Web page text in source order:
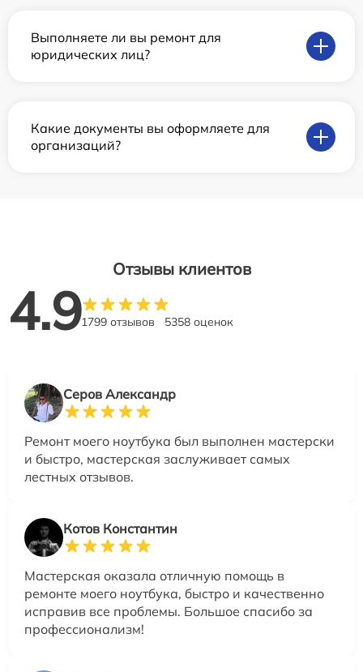
Выполняете ли вы ремонт для
юридических лиц?
Какие документы вы оформляете для
организаций?
Отзывы клиентов
4.91799 отзывов 5358 оценок
Серов Александр
Ремонт моего ноутбука был выполнен мастерски
и быстро, мастерская заслуживает самых
лестных отзывов.
Котов Константин
Мастерская оказала отличную помощь в
ремонте моего ноутбука, быстро и качественно
исправив все проблемы. Большое спасибо за
профессионализм!